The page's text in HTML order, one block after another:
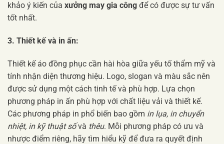
khảo ý kiến của xưởng may gia công để có được sự tư vấn
tốt nhất.
3. Thiết kế và in ấn:
Thiết kế áo đồng phục cần hài hòa giữa yếu tố thẩm mỹ và
tính nhận diện thương hiệu. Logo, slogan và màu sắc nên
được sử dụng một cách tinh tế và phù hợp. Lựa chọn
phương pháp in ấn phù hợp với chất liệu vải và thiết kế.
Các phương pháp in phổ biến bao gồm in lụa, in chuyển
nhiệt, in kỹ thuật sốvà thêu. Mỗi phương pháp có ưu và
nhược điểm riêng, hãy tìm hiểu kỹ để đưa ra quyết định